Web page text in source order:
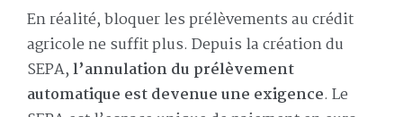
En réalité, bloquer les prélèvements au crédit
agricole ne suffit plus. Depuis la création du
SEPA,l’annulation du prélèvement
automatique est devenue une exigence. Le